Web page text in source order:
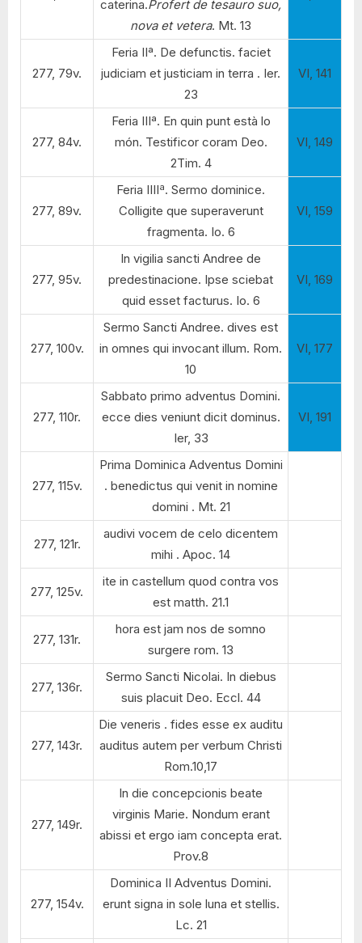
caterina.Profert de tesauro suo,
nova et vetera. Mt. 13
277, 79v.
Feria IIª. De defunctis. faciet
judiciam et justiciam in terra . Ier.
23
VI, 141
277, 84v.
Feria IIIª. En quin punt està lo
món. Testificor coram Deo.
2Tim. 4
VI, 149
277, 89v.
Feria IIIIa. Sermo dominice.
Colligite que superaverunt
fragmenta. Io. 6
VI, 159
277, 95v.
In vigilia sancti Andree de
predestinacione. Ipse sciebat
quid esset facturus. Io. 6
VI, 169
277, 100v.
Sermo Sancti Andree. dives est
in omnes qui invocant illum. Rom.
10
VI, 177
277, 110r.
Sabbato primo adventus Domini.
ecce dies veniunt dicit dominus.
Ier, 33
VI, 191
277, 115v.
Prima Dominica Adventus Domini
. benedictus qui venit in nomine
domini . Mt. 21
277, 121r.
audivi vocem de celo dicentem
mihi . Apoc. 14
277, 125v.
ite in castellum quod contra vos
est matth. 21.1
277, 131r.
hora est jam nos de somno
surgere rom. 13
277, 136r.
Sermo Sancti Nicolai. In diebus
suis placuit Deo. Eccl. 44
277, 143r.
Die veneris . fides esse ex auditu
auditus autem per verbum Christi
Rom.10,17
277, 149r.
In die concepcionis beate
virginis Marie. Nondum erant
abissi et ergo iam concepta erat.
Prov.8
277, 154v.
Dominica II Adventus Domini.
erunt signa in sole luna et stellis.
Lc. 21